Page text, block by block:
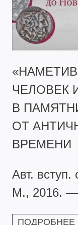
ЧЕЛОВЕК
В
ОТ
ВРЕМЕНИ
Авт. вступ.
М., 2016. —
ПОДРОБНЕЕ